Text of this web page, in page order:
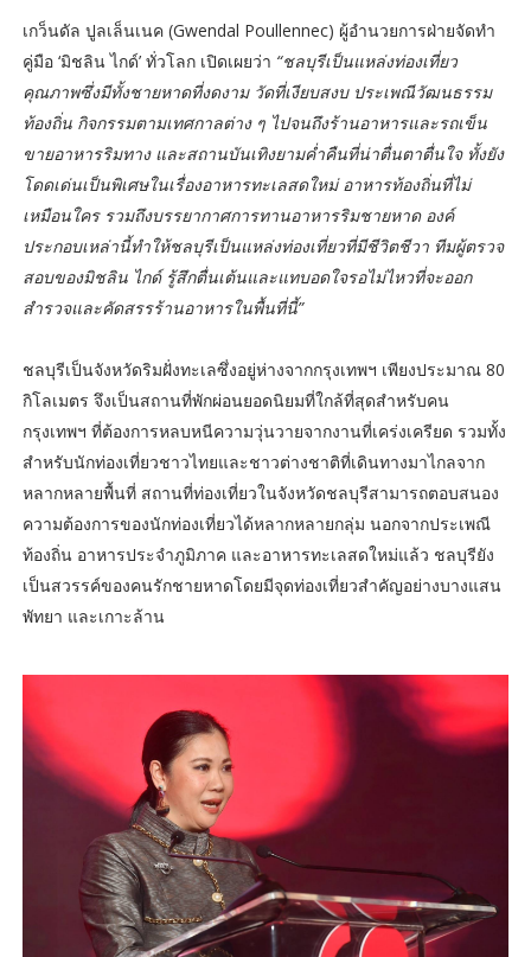
เกว็นดัล ปูลเล็นเนค (Gwendal Poullennec) ผู้อำนวยการฝ่ายจัดทำ
คู่มือ ‘มิชลิน ไกด์’ ทั่วโลก เปิดเผยว่า “ชลบุรีเป็นแหล่งท่องเที่ยว
คุณภาพซึ่งมีทั้งชายหาดที่งดงาม วัดที่เงียบสงบ ประเพณีวัฒนธรรม
ท้องถิ่น กิจกรรมตามเทศกาลต่าง ๆ ไปจนถึงร้านอาหารและรถเข็น
ขายอาหารริมทาง และสถานบันเทิงยามค่ำคืนที่น่าตื่นตาตื่นใจ ทั้งยัง
โดดเด่นเป็นพิเศษในเรื่องอาหารทะเลสดใหม่ อาหารท้องถิ่นที่ไม่
เหมือนใคร รวมถึงบรรยากาศการทานอาหารริมชายหาด องค์
ประกอบเหล่านี้ทำให้ชลบุรีเป็นแหล่งท่องเที่ยวที่มีชีวิตชีวา ทีมผู้ตรวจ
สอบของมิชลิน ไกด์ รู้สึกตื่นเต้นและแทบอดใจรอไม่ไหวที่จะออก
สำรวจและคัดสรรร้านอาหารในพื้นที่นี้”
ชลบุรีเป็นจังหวัดริมฝั่งทะเลซึ่งอยู่ห่างจากกรุงเทพฯ เพียงประมาณ 80
กิโลเมตร จึงเป็นสถานที่พักผ่อนยอดนิยมที่ใกล้ที่สุดสำหรับคน
กรุงเทพฯ ที่ต้องการหลบหนีความวุ่นวายจากงานที่เคร่งเครียด รวมทั้ง
สำหรับนักท่องเที่ยวชาวไทยและชาวต่างชาติที่เดินทางมาไกลจาก
หลากหลายพื้นที่ สถานที่ท่องเที่ยวในจังหวัดชลบุรีสามารถตอบสนอง
ความต้องการของนักท่องเที่ยวได้หลากหลายกลุ่ม นอกจากประเพณี
ท้องถิ่น อาหารประจำภูมิภาค และอาหารทะเลสดใหม่แล้ว ชลบุรียัง
เป็นสวรรค์ของคนรักชายหาดโดยมีจุดท่องเที่ยวสำคัญอย่างบางแสน
พัทยา และเกาะล้าน